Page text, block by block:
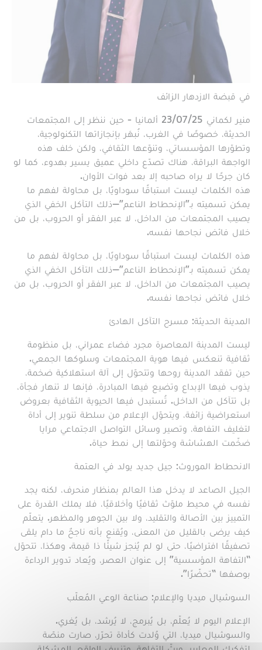
في قبضة الازدهار الزائف
منير لكماني 23/07/25 ألمانيا - حين ننظر إلى المجتمعات
الحديثة، خصوصًا في الغرب، نُبهَر بإنجازاتها التكنولوجية،
وتطوّرها المؤسساتي، وتنوّعها الثقافي، ولكن خلف هذه
الواجهة البراقة، هناك تصدّع داخلي عميق يسير بهدوء، كما لو
كان جرحًا لا يراه صاحبه إلا بعد فوات الأوان.
هذه الكلمات ليست استباقًا سوداويًا، بل محاولة لفهم ما
يمكن تسميته بـ”الإنحطاط الناعم”—ذلك التآكل الخفي الذي
يصيب المجتمعات من الداخل، لا عبر الفقر أو الحروب، بل من
خلال فائض نجاحها نفسه.
هذه الكلمات ليست استباقًا سوداويًا، بل محاولة لفهم ما
يمكن تسميته بـ”الإنحطاط الناعم”—ذلك التآكل الخفي الذي
يصيب المجتمعات من الداخل، لا عبر الفقر أو الحروب، بل من
خلال فائض نجاحها نفسه.
المدينة الحديثة: مسرح التآكل الهادئ
ليست المدينة المعاصرة مجرد فضاء عمراني، بل منظومة
ثقافية تنعكس فيها هوية المجتمعات وسلوكها الجمعي.
حين تفقد المدينة روحها وتتحوّل إلى آلة استهلاكية ضخمة،
يذوب فيها الإبداع وتضيع فيها المبادرة، فإنها لا تنهار فجأة،
بل تتآكل من الداخل. تُستبدل فيها الحيوية الثقافية بعروض
استعراضية زائفة، ويتحوّل الإعلام من سلطة تنوير إلى أداة
لتغليف التفاهة، وتصير وسائل التواصل الاجتماعي مرايا
ضخّمت الهشاشة وحوّلتها إلى نمط حياة.
الانحطاط الموروث: جيل جديد يولد في العتمة
الجيل الصاعد لا يدخل هذا العالم بمنظار منحرف، لكنه يجد
نفسه في محيط ملوّث ثقافيًا وأخلاقيًا، فلا يملك القدرة على
التمييز بين الأصالة والتقليد، ولا بين الجوهر والمظهر. يتعلّم
كيف يرضى بالقليل من المعنى، ويُقنع بأنه ناجحٌ ما دام يلقى
تصفيقًا افتراضيًا، حتى لو لم يُنجز شيئًا ذا قيمة. وهكذا، تتحوّل
“التفاهة المؤسسية” إلى عنوان العصر، ويُعاد تدوير الرداءة
بوصفها “تحضّرًا”.
السوشيال ميديا والإعلام: صناعة الوعي المُعلّب
الإعلام اليوم لا يُعلّم، بل يُبرمج، لا يُرشد، بل يُغري.
والسوشيال ميديا، التي وُلدت كأداة تحرّر، صارت منصّة